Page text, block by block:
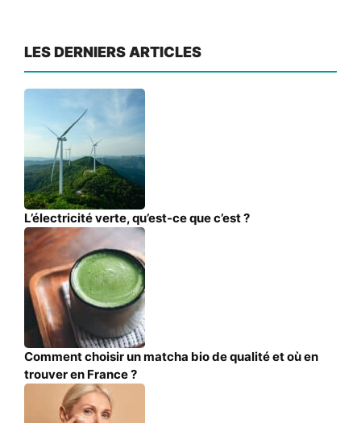
LES DERNIERS ARTICLES
L’électricité verte, qu’est-ce que c’est ?
Comment choisir un matcha bio de qualité et où en
trouver en France ?